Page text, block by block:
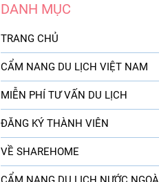
DANH MỤC
TRANG CHỦ
CẨM NANG DU LỊCH VIỆT NAM
MIỄN PHÍ TƯ VẤN DU LỊCH
ĐĂNG KÝ THÀNH VIÊN
VỀ SHAREHOME